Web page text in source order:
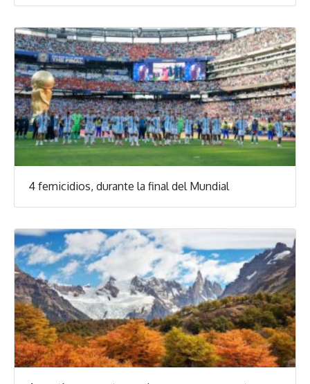
4 femicidios, durante la final del Mundial